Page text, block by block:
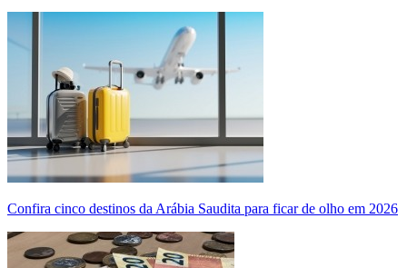
Confira cinco destinos da Arábia Saudita para ficar de olho em 2026